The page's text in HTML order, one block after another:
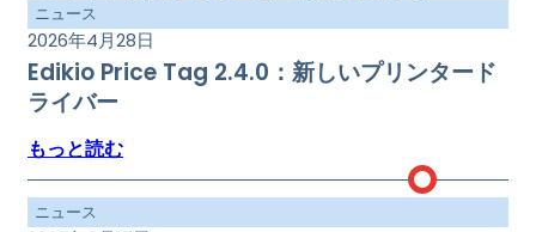
ニュース
2026年4月28日
Edikio Price Tag 2.4.0：新しいプリンタード
ライバー
もっと読む
ニュース